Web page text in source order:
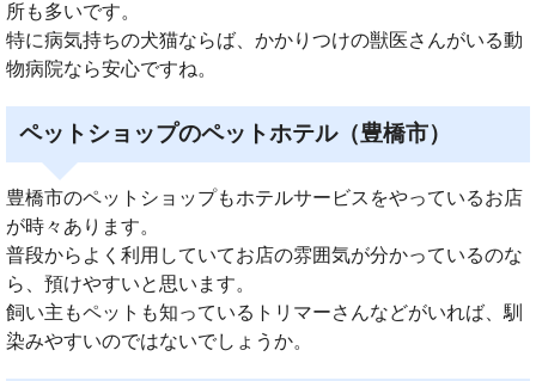
所も多いです。
特に病気持ちの犬猫ならば、かかりつけの獣医さんがいる動
物病院なら安心ですね。
ペットショップのペットホテル（豊橋市）
豊橋市のペットショップもホテルサービスをやっているお店
が時々あります。
普段からよく利用していてお店の雰囲気が分かっているのな
ら、預けやすいと思います。
飼い主もペットも知っているトリマーさんなどがいれば、馴
染みやすいのではないでしょうか。